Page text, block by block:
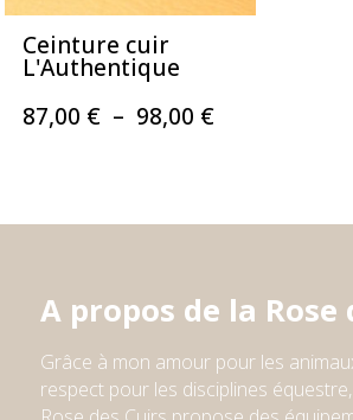
Ceinture cuir
L'Authentique
87,00 € – 98,00 €Plage
à
A propos de la Rose
Grâce à mon amour pour les
respect pour les disciplines équestre,